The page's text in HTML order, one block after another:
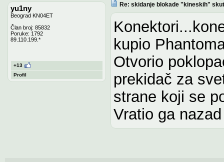
yu1ny
Beograd KN04ET
Član broj: 85832
Poruke: 1792
89.110.199.*
+13
Profil
Re: skidanje blokade "kineskih"
kupio
Otvorio
prekidač za
strane koji se
Vratio ga